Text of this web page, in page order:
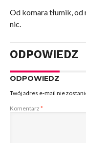
Od komara tłumik, od
nic.
ODPOWIEDZ
ODPOWIEDZ
Twój adres e-mail nie
Komentarz *